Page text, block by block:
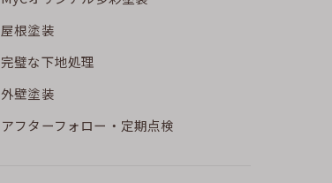
屋根塗装
完璧な下地処理
外壁塗装
アフターフォロー・定期点検